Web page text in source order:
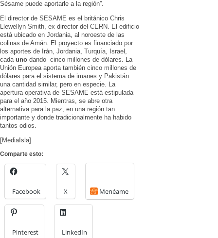
Sésame puede aportarle a la región”.
El director de SESAME es el británico Chris
Llewellyn Smith, ex director del CERN. El edificio
está ubicado en Jordania, al noroeste de las
colinas de Amán. El proyecto es financiado por
los aportes de Irán, Jordania, Turquía, Israel,
cada uno dando cinco millones de dólares. La
Unión Europea aporta también cinco millones de
dólares para el sistema de imanes y Pakistán
una cantidad similar, pero en especie. La
apertura operativa de SESAME está estipulada
para el año 2015. Mientras, se abre otra
alternativa para la paz, en una región tan
importante y donde tradicionalmente ha habido
tantos odios.
[MediaIsla]
Comparte esto:
Facebook X Menéame
Pinterest LinkedIn